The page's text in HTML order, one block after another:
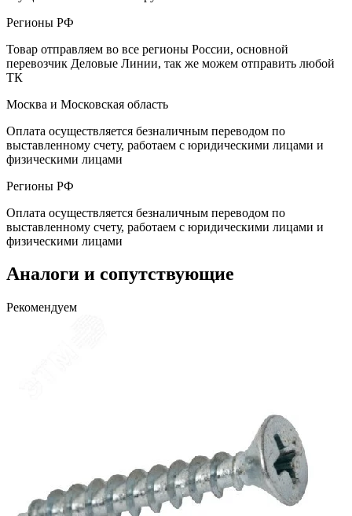
Регионы РФ
Товар отправляем во все регионы России, основной
перевозчик Деловые Линии, так же можем отправить любой
ТК
Москва и Московская область
Оплата осуществляется безналичным переводом по
выставленному счету, работаем с юридическими лицами и
физическими лицами
Регионы РФ
Оплата осуществляется безналичным переводом по
выставленному счету, работаем с юридическими лицами и
физическими лицами
Аналоги и сопутствующие
Рекомендуем